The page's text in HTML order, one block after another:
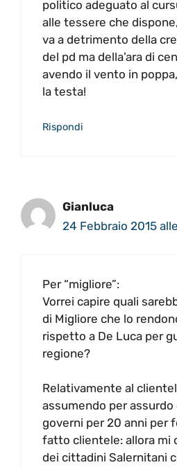
politico adeguato al
alle tessere che
va a detrimento della
del pd ma della’ara di
avendo il vento in
la testa!
Rispondi
Gianluca
24 Febbraio 2015
Per “migliore”:
Vorrei capire quali
di Migliore che lo
rispetto a De Luca per
regione?
Relativamente al
assumendo per assurdo
governi per 20 anni per
fatto clientele: allora mi
dei cittadini Salernitani